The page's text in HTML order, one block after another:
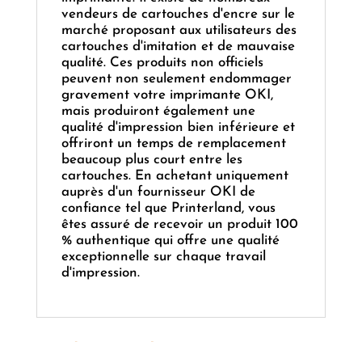
vendeurs de cartouches d'encre sur le
marché proposant aux utilisateurs des
cartouches d'imitation et de mauvaise
qualité. Ces produits non officiels
peuvent non seulement endommager
gravement votre imprimante OKI,
mais produiront également une
qualité d'impression bien inférieure et
offriront un temps de remplacement
beaucoup plus court entre les
cartouches. En achetant uniquement
auprès d'un fournisseur OKI de
confiance tel que Printerland, vous
êtes assuré de recevoir un produit 100
% authentique qui offre une qualité
exceptionnelle sur chaque travail
d'impression.